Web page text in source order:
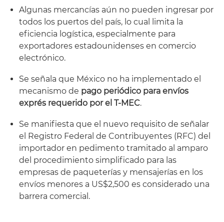
Algunas mercancías aún no pueden ingresar por
todos los puertos del país, lo cual limita la
eficiencia logística, especialmente para
exportadores estadounidenses en comercio
electrónico.
Se señala que México no ha implementado el
mecanismo de pago periódico para envíos
exprés requerido por el T-MEC.
Se manifiesta que el nuevo requisito de señalar
el Registro Federal de Contribuyentes (RFC) del
importador en pedimento tramitado al amparo
del procedimiento simplificado para las
empresas de paqueterías y mensajerías en los
envíos menores a US$2,500 es considerado una
barrera comercial.